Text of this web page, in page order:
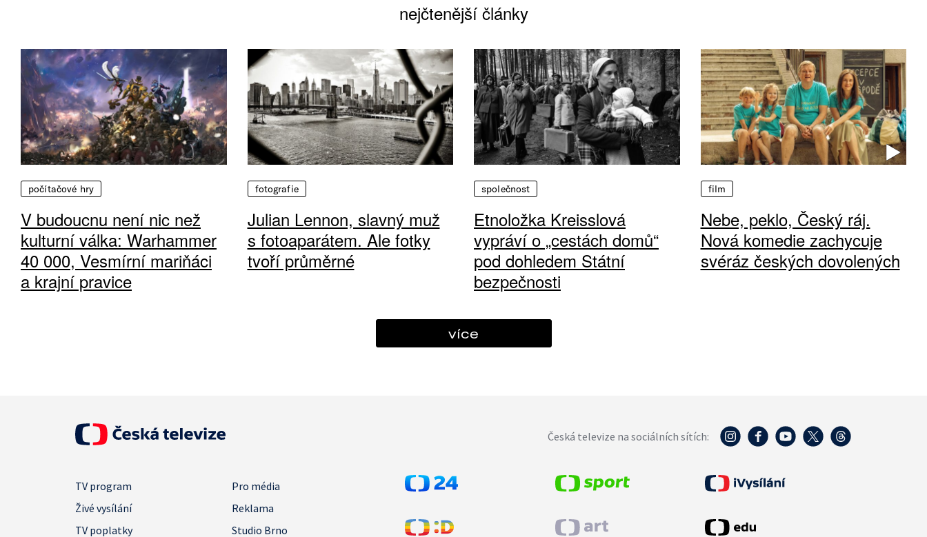
nejčtenější články
počítačové hry
V budoucnu není nic než
kulturní válka: Warhammer
40 000, Vesmírní mariňáci
a krajní pravice
fotografie
Julian Lennon, slavný muž
s fotoaparátem. Ale fotky
tvoří průměrné
společnost
Etnoložka Kreisslová
vypráví o „cestách domů“
pod dohledem Státní
bezpečnosti
film
Nebe, peklo, Český ráj.
Nová komedie zachycuje
svéráz českých dovolených
více
Česká televize na sociálních sítích:
TV program
Pro média
Živé vysílání
Reklama
TV poplatky
Studio Brno